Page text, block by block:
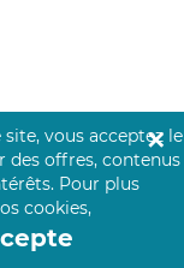
les personnes âgées,
vous acceptez le
des offres, contenus
Pour plus
cookies,
✕